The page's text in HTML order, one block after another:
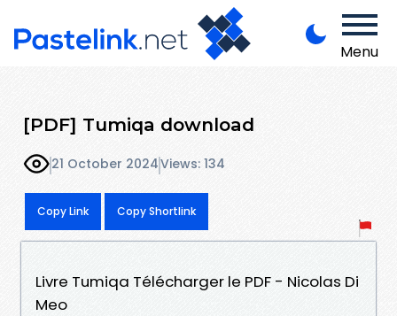
Menu
[PDF] Tumiqa download
21 October 2024Views: 134
Copy Link Copy Shortlink
Livre Tumiqa Télécharger le PDF - Nicolas Di
Meo